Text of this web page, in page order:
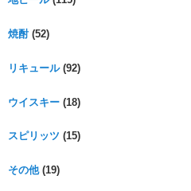
焼酎(52)
リキュール(92)
ウイスキー (18)
スピリッツ (15)
その他(19)